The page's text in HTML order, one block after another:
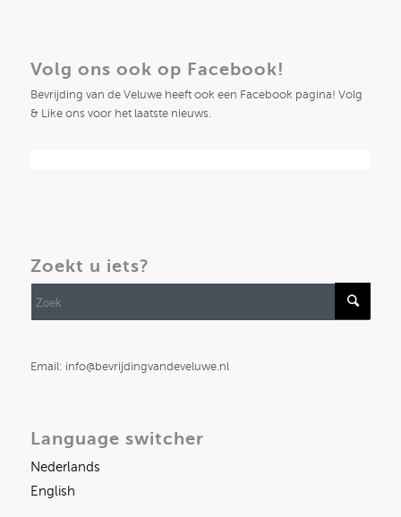
Volg ons ook op Facebook!
Bevrijding van de Veluwe heeft ook een Facebook pagina! Volg
& Like ons voor het laatste nieuws.
Zoekt u iets?
Email: info@bevrijdingvandeveluwe.nl
Language switcher
Nederlands
English